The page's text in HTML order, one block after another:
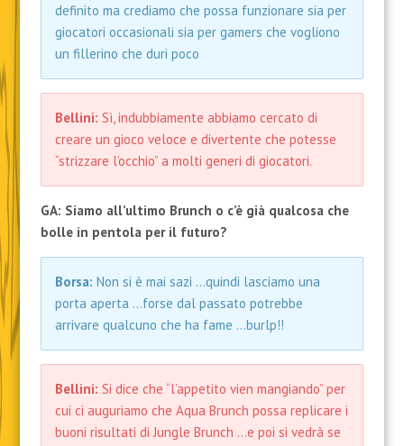
definito ma crediamo che possa funzionare sia per
giocatori occasionali sia per gamers che vogliono
un fillerino che duri poco
Bellini: Sì, indubbiamente abbiamo cercato di
creare un gioco veloce e divertente che potesse
“strizzare l’occhio” a molti generi di giocatori.
GA: Siamo all’ultimo Brunch o c’è già qualcosa che
bolle in pentola per il futuro?
Borsa: Non si è mai sazi …quindi lasciamo una
porta aperta …forse dal passato potrebbe
arrivare qualcuno che ha fame …burlp!!
Bellini: Si dice che “l’appetito vien mangiando” per
cui ci auguriamo che Aqua Brunch possa replicare i
buoni risultati di Jungle Brunch …e poi si vedrà se